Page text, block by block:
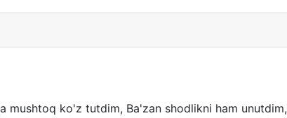
mushtoq ko'z tutdim, Ba'zan shodlikni ham unutdim,